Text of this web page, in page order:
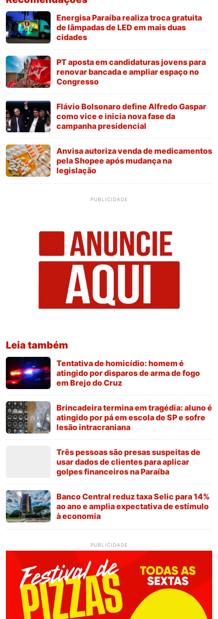
Energisa Paraíba realiza troca gratuita
de lâmpadas de LED em mais duas
cidades
PT aposta em candidaturas jovens para
renovar bancada e ampliar espaço no
Congresso
Flávio Bolsonaro define Alfredo Gaspar
como vice e inicia nova fase da
campanha presidencial
Anvisa autoriza venda de medicamentos
pela Shopee após mudança na
legislação
PUBLICIDADE
Leia também
Tentativa de homicídio: homem é
atingido por disparos de arma de fogo
em Brejo do Cruz
Brincadeira termina em tragédia: aluno é
atingido por pá em escola de SP e sofre
lesão intracraniana
Três pessoas são presas suspeitas de
usar dados de clientes para aplicar
golpes financeiros na Paraíba
Banco Central reduz taxa Selic para 14%
ao ano e amplia expectativa de estímulo
à economia
PUBLICIDADE